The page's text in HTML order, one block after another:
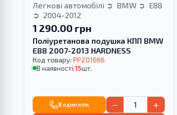
Легкові автомобілі BMW
E88
2004-2012
1 290.00 грн
Поліуретанова подушка КПП BMW
E88 2007-2013 HARDNESS
Код товару:PP201666
В наявності:15шт.
В один клік − +